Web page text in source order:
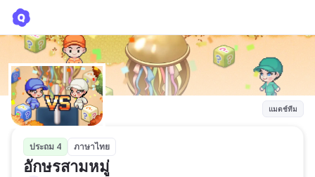
แมตช์ทีม
ประถม 4 ภาษาไทย
อักษรสามหมู่